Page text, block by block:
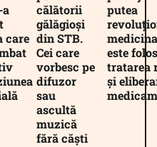
care
călătorii
gălăgioși
din STB.
Cei care
vorbesc pe
difuzor
sau
ascultă
muzică
fără căști
putea
este
tratarea
și